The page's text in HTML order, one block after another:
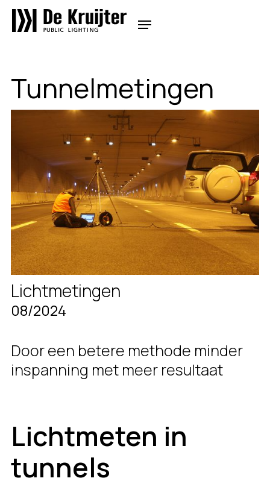
Tunnelmetingen
Lichtmetingen
08/2024
Door een betere methode minder
inspanning met meer resultaat
Lichtmeten in
tunnels